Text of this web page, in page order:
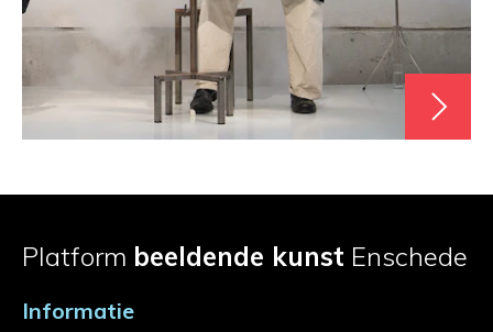
Platform beeldende kunst Enschede
Informatie